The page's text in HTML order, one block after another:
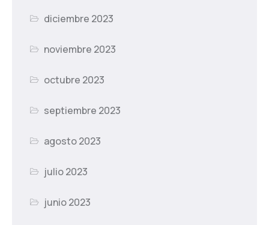
diciembre 2023
noviembre 2023
octubre 2023
septiembre 2023
agosto 2023
julio 2023
junio 2023